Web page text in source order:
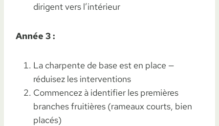
dirigent vers l’intérieur
Année 3 :
La charpente de base est en place —
réduisez les interventions
Commencez à identifier les premières
branches fruitières (rameaux courts, bien
placés)